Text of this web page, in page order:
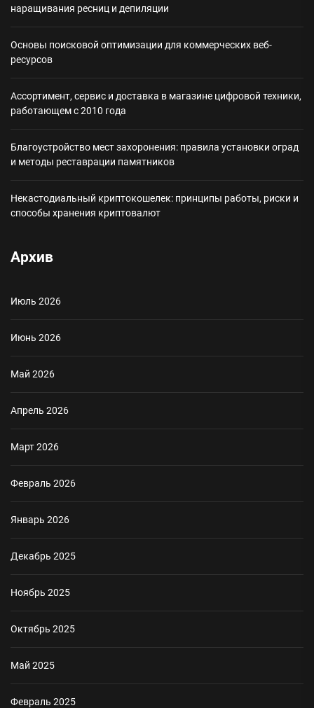
наращивания ресниц и депиляции
Основы поисковой оптимизации для коммерческих веб-
ресурсов
Ассортимент, сервис и доставка в магазине цифровой техники,
работающем с 2010 года
Благоустройство мест захоронения: правила установки оград
и методы реставрации памятников
Некастодиальный криптокошелек: принципы работы, риски и
способы хранения криптовалют
Архив
Июль 2026
Июнь 2026
Май 2026
Апрель 2026
Март 2026
Февраль 2026
Январь 2026
Декабрь 2025
Ноябрь 2025
Октябрь 2025
Май 2025
Февраль 2025